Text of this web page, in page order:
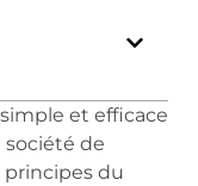
et efficace
de
du